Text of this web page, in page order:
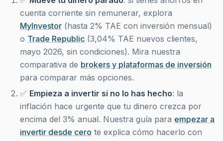
cuenta corriente sin remunerar, explora
MyInvestor (hasta 2% TAE con inversión mensual)
o Trade Republic (3,04% TAE nuevos clientes,
mayo 2026, sin condiciones). Mira nuestra
comparativa de brokers y plataformas de inversión
para comparar más opciones.
✅ Empieza a invertir si no lo has hecho: la
inflación hace urgente que tu dinero crezca por
encima del 3% anual. Nuestra guía para empezar a
invertir desde cero te explica cómo hacerlo con